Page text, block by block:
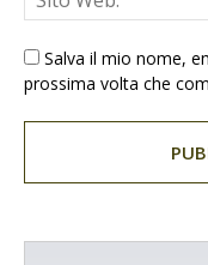
Salva il mio nome,
prossima volta che